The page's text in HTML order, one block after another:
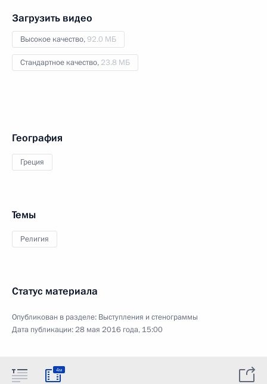
Загрузить видео
Высокое качество,92.0 МБ
Стандартное качество, 23.8 МБ
География
Греция
Темы
Религия
Статус материала
Опубликован в разделе: Выступления и стенограммы
Дата публикации:28 мая 2016 года, 15:00
4м